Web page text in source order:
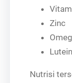
Zinc
Nutrisi